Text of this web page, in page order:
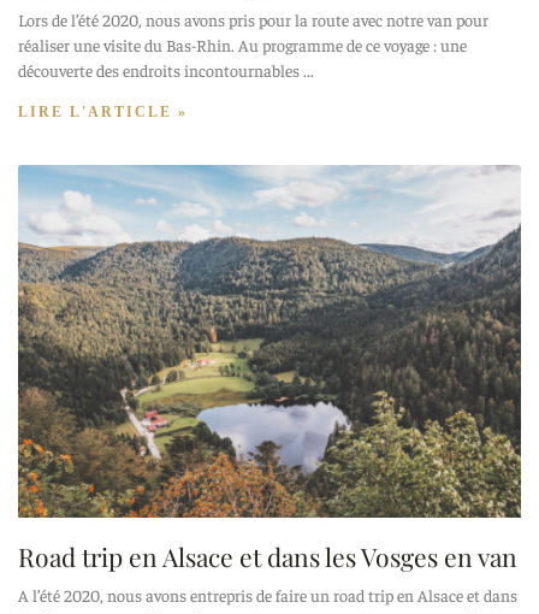
Lors de l’été 2020, nous avons pris pour la route avec notre van pour
réaliser une visite du Bas-Rhin. Au programme de ce voyage : une
découverte des endroits incontournables
LIRE L'ARTICLE »
Road trip en Alsace et dans les Vosges en van
A l’été 2020, nous avons entrepris de faire un road trip en Alsace et dans